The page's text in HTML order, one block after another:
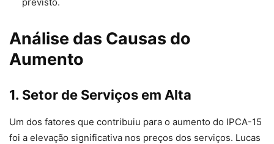
Análise das Causas do
Aumento
1. Setor de Serviços em Alta
Um dos fatores que contribuiu para o aumento do IPCA-15
foi a elevação significativa nos preços dos serviços. Lucas